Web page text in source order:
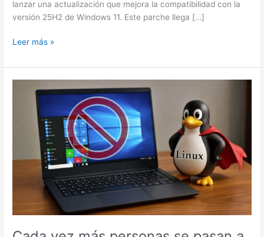
lanzar una actualización que mejora la compatibilidad con la
versión 25H2 de Windows 11. Este parche llega […]
Leer más »
vez
más
personas
se
pasan
a
Linux:
crece
uso
en